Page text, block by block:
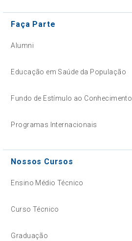
Faça Parte
Alumni
Educação em Saúde da População
Fundo de Estímulo ao Conhecimento
Programas Internacionais
Nossos Cursos
Ensino Médio Técnico
Curso Técnico
Graduação